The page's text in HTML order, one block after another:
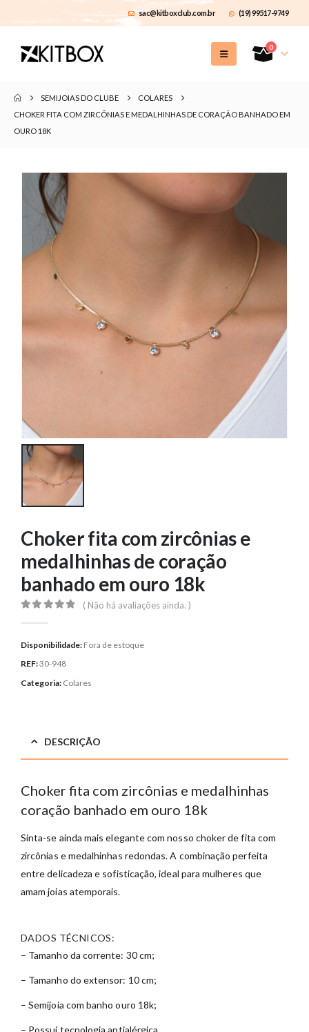
sac@kitboxclub.com.br (19) 99517-9749
0
SEMIJOIAS DO CLUBE
COLARES
CHOKER FITA COM ZIRCÔNIAS E MEDALHINHAS DE CORAÇÃO BANHADO EM
OURO 18K
Choker fita com zircônias e
medalhinhas de coração
banhado em ouro 18k
( Não há avaliações ainda. )
Disponibilidade: Fora de estoque
REF:30-948
Categoria: Colares
DESCRIÇÃO
Choker fita com zircônias e medalhinhas
coração banhado em ouro 18k
Sinta-se ainda mais elegante com nosso choker de fita com
zircônias e medalhinhas redondas. A combinação perfeita
entre delicadeza e sofisticação, ideal para mulheres que
amam joias atemporais.
DADOS TÉCNICOS:
– Tamanho da corrente: 30 cm;
– Tamanho do extensor: 10 cm;
– Semijoia com banho ouro 18k;